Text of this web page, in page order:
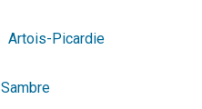
Artois-Picardie
Sambre